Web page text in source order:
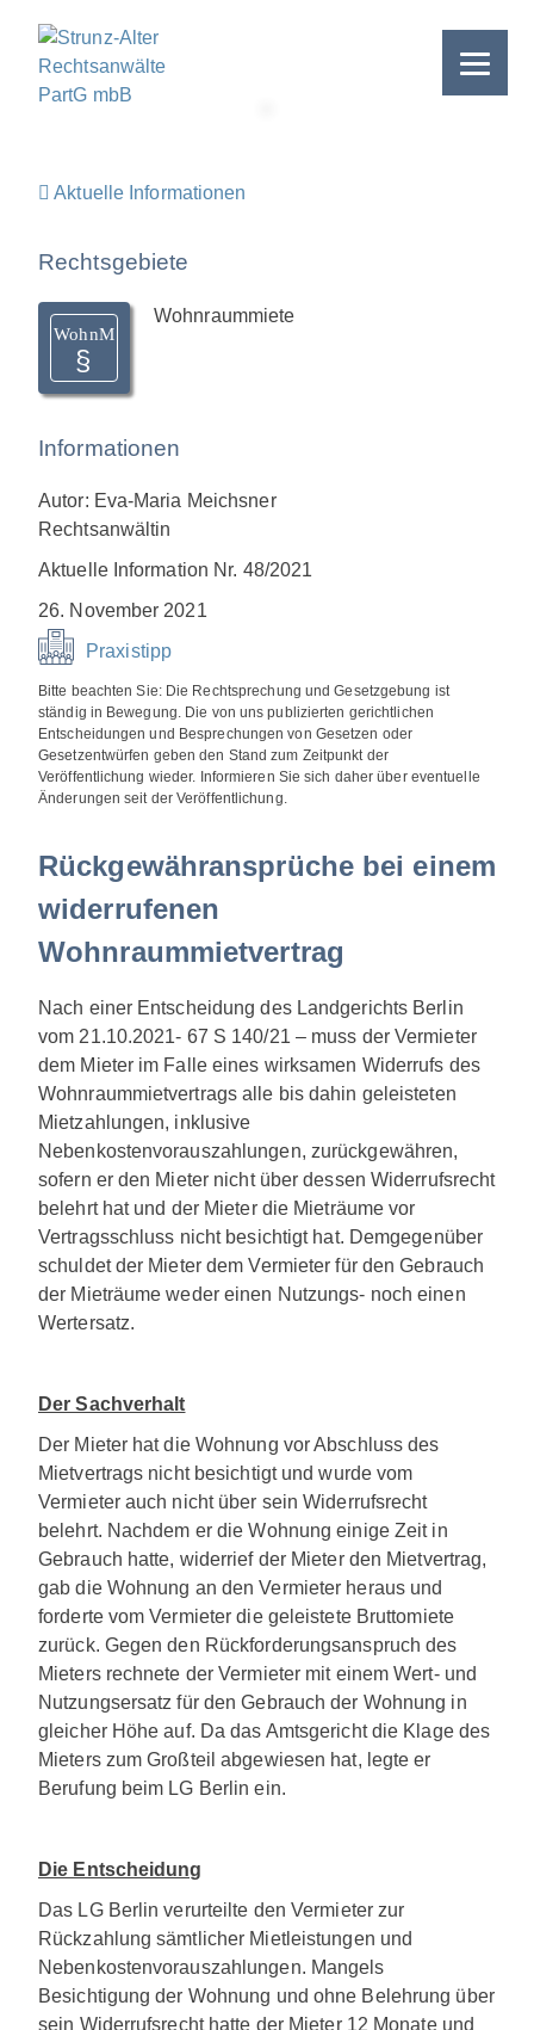
Aktuelle Informationen
Rechtsgebiete
WohnM
Wohnraummiete
Informationen
Autor: Eva-Maria Meichsner
Rechtsanwältin
Aktuelle Information Nr. 48/2021
26. November 2021
Praxistipp
Bitte beachten Sie: Die Rechtsprechung und Gesetzgebung ist
ständig in Bewegung. Die von uns publizierten gerichtlichen
Entscheidungen und Besprechungen von Gesetzen oder
Gesetzentwürfen geben den Stand zum Zeitpunkt der
Veröffentlichung wieder. Informieren Sie sich daher über eventuelle
Änderungen seit der Veröffentlichung.
Rückgewähransprüche bei einem
widerrufenen
Wohnraummietvertrag
Nach einer Entscheidung des Landgerichts Berlin
vom 21.10.2021- 67 S 140/21 – muss der Vermieter
dem Mieter im Falle eines wirksamen Widerrufs des
Wohnraummietvertrags alle bis dahin geleisteten
Mietzahlungen, inklusive
Nebenkostenvorauszahlungen, zurückgewähren,
sofern er den Mieter nicht über dessen Widerrufsrecht
belehrt hat und der Mieter die Mieträume vor
Vertragsschluss nicht besichtigt hat. Demgegenüber
schuldet der Mieter dem Vermieter für den Gebrauch
der Mieträume weder einen Nutzungs- noch einen
Wertersatz.
Der Sachverhalt
Der Mieter hat die Wohnung vor Abschluss des
Mietvertrags nicht besichtigt und wurde vom
Vermieter auch nicht über sein Widerrufsrecht
belehrt. Nachdem er die Wohnung einige Zeit in
Gebrauch hatte, widerrief der Mieter den Mietvertrag,
gab die Wohnung an den Vermieter heraus und
forderte vom Vermieter die geleistete Bruttomiete
zurück. Gegen den Rückforderungsanspruch des
Mieters rechnete der Vermieter mit einem Wert- und
Nutzungsersatz für den Gebrauch der Wohnung in
gleicher Höhe auf. Da das Amtsgericht die Klage des
Mieters zum Großteil abgewiesen hat, legte er
Berufung beim LG Berlin ein.
Die Entscheidung
Das LG Berlin verurteilte den Vermieter zur
Rückzahlung sämtlicher Mietleistungen und
Nebenkostenvorauszahlungen. Mangels
Besichtigung der Wohnung und ohne Belehrung über
sein Widerrufsrecht hatte der Mieter 12 Monate und